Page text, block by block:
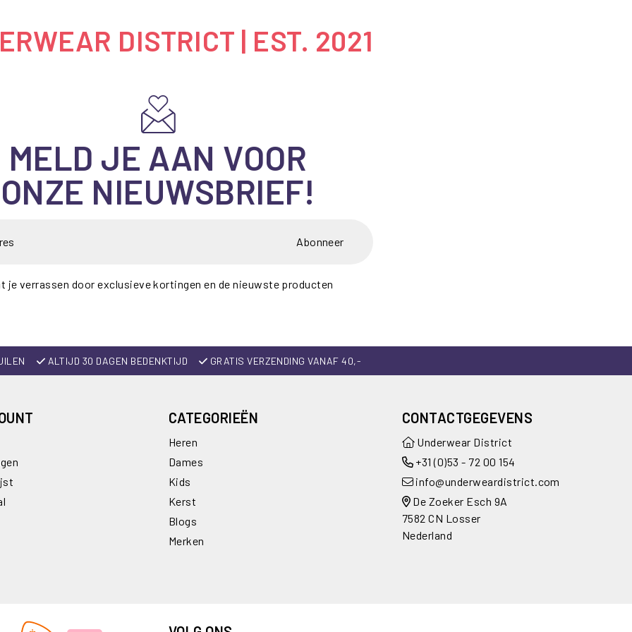
DISTRICT | EST. 2021
MELD JE AAN VOOR
ONZE NIEUWSBRIEF!
Abonneer
je verrassen door exclusieve kortingen en de nieuwste producten
ALTIJD 30 DAGEN BEDENKTIJD GRATIS VERZENDING VANAF 40,-
CATEGORIEËN
Heren
Dames
Kids
Kerst
Blogs
Merken
CONTACTGEGEVENS
Underwear District
+31 (0)53 - 72 00 154
info@underweardistrict.com
De Zoeker Esch 9A
7582 CN Losser
Nederland